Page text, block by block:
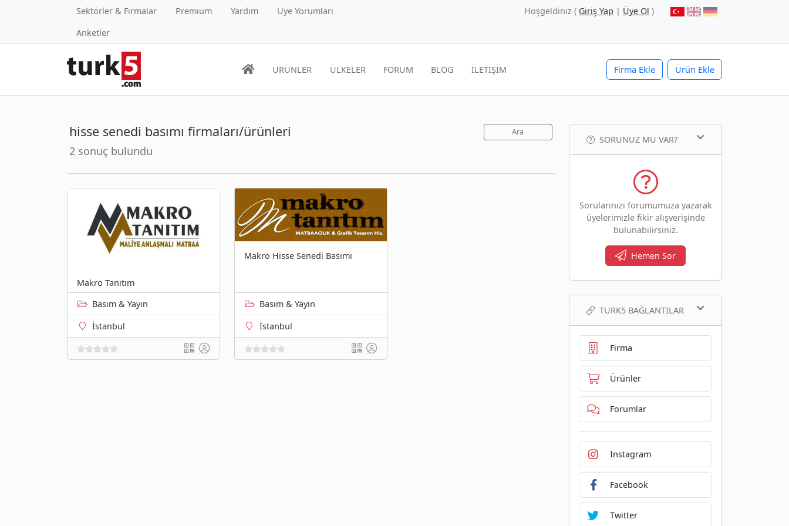
Sektörler & Firmalar Premium Yardım
Üye Yorumları
Anketler
Hoşgeldiniz ( Giriş Yap | Üye Ol )
Firma Ekle Ürün Ekle
ÜRÜNLER ÜLKELER FORUM BLOG İLETİŞİM
hisse senedi basımı firmaları/ürünleri
2 sonuç bulundu
Ara
Makro Tanıtım
Basım & Yayın
İstanbul
Makro Hisse Senedi Basımı
Basım & Yayın
İstanbul
SORUNUZ MU VAR?
Sorularınızı forumumuza yazarak
üyelerimizle fikir alışverişinde
bulunabilirsiniz.
Hemen Sor
TURK5 BAĞLANTILAR
Firma
Ürünler
Forumlar
Instagram
Facebook
Twitter